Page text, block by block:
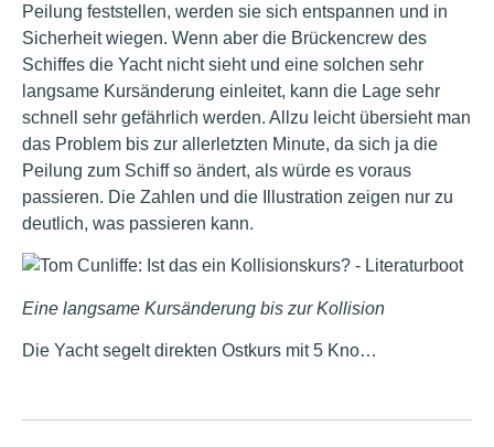
Peilung feststellen, werden sie sich entspannen und in
Sicherheit wiegen. Wenn aber die Brückencrew des
Schiffes die Yacht nicht sieht und eine solchen sehr
langsame Kursänderung einleitet, kann die Lage sehr
schnell sehr gefährlich werden. Allzu leicht übersieht man
das Problem bis zur allerletzten Minute, da sich ja die
Peilung zum Schiff so ändert, als würde es voraus
passieren. Die Zahlen und die Illustration zeigen nur zu
deutlich, was passieren kann.
Eine langsame Kursänderung bis zur Kollision
Die Yacht segelt direkten Ostkurs mit 5 Kno…